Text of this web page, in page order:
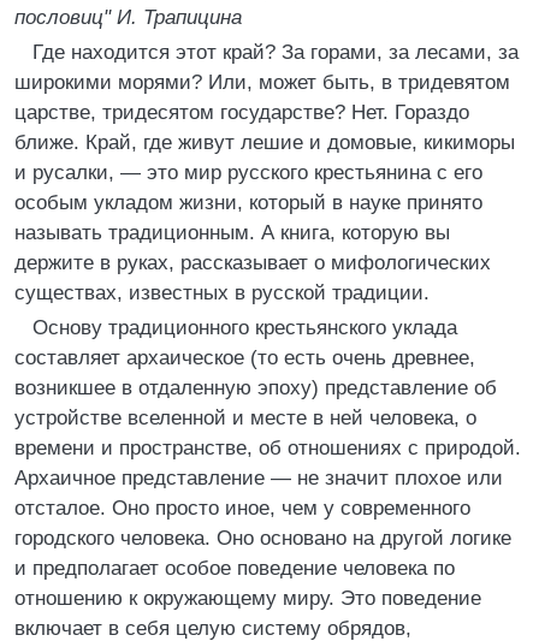
пословиц" И. Трапицина
Где находится этот край? За горами, за лесами, за
широкими морями? Или, может быть, в тридевятом
царстве, тридесятом государстве? Нет. Гораздо
ближе. Край, где живут лешие и домовые, кикиморы
и русалки, — это мир русского крестьянина с его
особым укладом жизни, который в науке принято
называть традиционным. А книга, которую вы
держите в руках, рассказывает о мифологических
существах, известных в русской традиции.
Основу традиционного крестьянского уклада
составляет архаическое (то есть очень древнее,
возникшее в отдаленную эпоху) представление об
устройстве вселенной и месте в ней человека, о
времени и пространстве, об отношениях с природой.
Архаичное представление — не значит плохое или
отсталое. Оно просто иное, чем у современного
городского человека. Оно основано на другой логике
и предполагает особое поведение человека по
отношению к окружающему миру. Это поведение
включает в себя целую систему обрядов,